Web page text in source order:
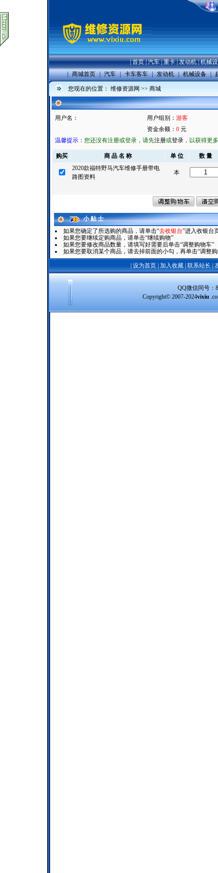
|首页|汽车|重卡|发动机|机械
| 商城首页 | 汽车 | 卡车客车 | 发动机 | 机械设备 |
您现在的位置： 维修资源网 >> 商城
用户名： 用户组别： 游客
资金余额： 0 元
温馨提示： 您还没有注册或登录，请先注册或登录 ，以获得更
购买 商 品 名 称 单 位
数 量
2020款福特野马汽车维修手册带电
路图资料
本
小 贴 士
如果您确定了所选购的商品，请单击“去收银台”进入收银台
如果您要继续定购商品，请单击“继续购物”
如果您要修改商品数量，请填写好需要后单击“调整购物车”
如果您要取消某个商品，请去掉前面的小勾，再单击“调整
设为首页| 加入收藏| 联系站长
QQ微信同号：
Copyright© 2007-2024vixiu